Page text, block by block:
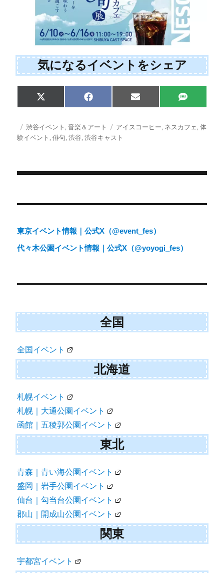
気になるイベントをシェア
Share
on
X
(
w
t
)
Share
on
F
a
e
b
o
Share
on
E
m
i
l
Share
on
S
M
投
稿
カ
テ
渋谷イベント,音楽＆アート
タ
グ
アイスコーヒー, ネスカフェ,体
験イベント,俳句,渋谷,渋谷キャスト
稿
ナ
ビ
ー
ョ
東京イベント情報｜公式X（@event_fes）
代々木公園イベント情報｜公式X（@yoyogi_fes）
全国
全国イベント
北海道
札幌イベント
札幌｜大通公園イベント
函館｜五稜郭公園イベント
東北
青森｜青い海公園イベント
盛岡｜岩手公園イベント
仙台｜勾当台公園イベント
郡山｜開成山公園イベント
関東
宇都宮イベント